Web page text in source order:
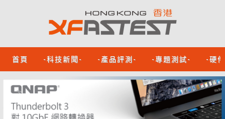
首頁 -科技新聞- -產品評測- -專題測試- -硬